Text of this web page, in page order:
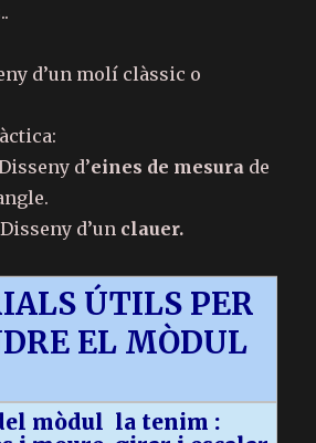
d’un molí clàssic o
d’eines de mesura de
d’un clauer.
ÚTILS PER
EL MÒDUL
mòdul la tenim :